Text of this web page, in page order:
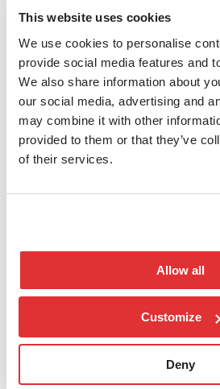
This website uses cookies
We use cookies to personalise
provide social media features and
We also share information about
our social media, advertising and
may combine it with other
provided to them or that they’ve
of their services.
Allow all
Customize
Deny
– og blokkere alt annet.
Dette betyr blant annet å
«allow-lister» per
printeren kun får
skriverdriverens server,
overvåkningsplattformen,
også i tråd med krav og
ISO 27001:2022
NIS2-direktivet
CIS Controls v8
Konsekvensene av